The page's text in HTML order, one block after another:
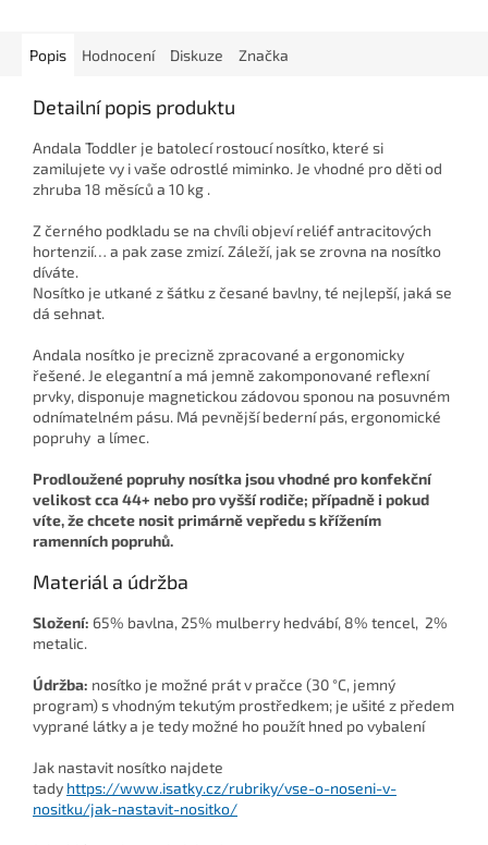
Popis Hodnocení Diskuze Značka
Detailní popis produktu
Andala Toddler je batolecí rostoucí nosítko, které si
zamilujete vy i vaše odrostlé miminko. Je vhodné pro děti od
zhruba 18 měsíců a 10 kg .
Z černého podkladu se na chvíli objeví reliéf antracitových
hortenzií… a pak zase zmizí. Záleží, jak se zrovna na nosítko
díváte.
Nosítko je utkané z šátku z česané bavlny, té nejlepší, jaká se
dá sehnat.
Andala nosítko je precizně zpracované a ergonomicky
řešené. Je elegantní a má jemně zakomponované reflexní
prvky, disponuje magnetickou zádovou sponou na posuvném
odnímatelném pásu. Má pevnější bederní pás, ergonomické
popruhy a límec.
Prodloužené popruhy nosítka jsou vhodné pro konfekční
velikost cca 44+ nebo pro vyšší rodiče; případně i pokud
víte, že chcete nosit primárně vepředu s křížením
ramenních popruhů.
Materiál a údržba
Složení: 65% bavlna, 25% mulberry hedvábí, 8% tencel, 2%
metalic.
Údržba: nosítko je možné prát v pračce (30 °C, jemný
program) s vhodným tekutým prostředkem; je ušité z předem
vyprané látky a je tedy možné ho použít hned po vybalení
Jak nastavit nosítko najdete
tady https://www.isatky.cz/rubriky/vse-o-noseni-v-
nositku/jak-nastavit-nositko/